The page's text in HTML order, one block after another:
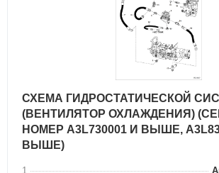
СХЕМА ГИДРОСТАТИЧЕСКОЙ
(ВЕНТИЛЯТОР ОХЛАЖДЕНИЯ)
НОМЕР A3L730001 И ВЫШЕ,
ВЫШЕ)
1